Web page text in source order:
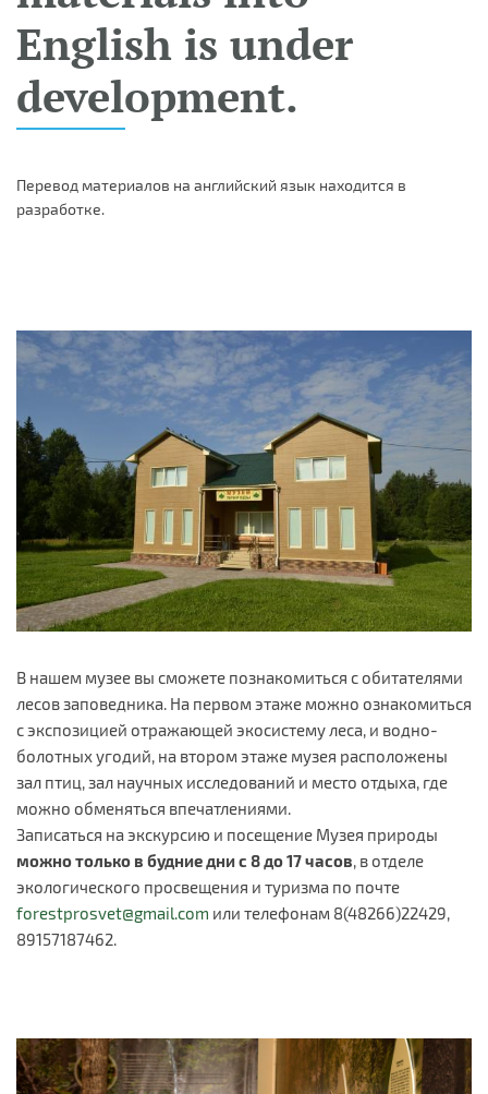
English is under
development.
Перевод материалов на английский язык находится в
разработке.
В нашем музее вы сможете познакомиться с обитателями
лесов заповедника. На первом этаже можно ознакомиться
с экспозицией отражающей экосистему леса, и водно-
болотных угодий, на втором этаже музея расположены
зал птиц, зал научных исследований и место отдыха, где
можно обменяться впечатлениями.
Записаться на экскурсию и посещение Музея природы
можно только в будние дни с 8 до 17 часов, в отделе
экологического просвещения и туризма по почте
forestprosvet@gmail.com или телефонам 8(48266)22429,
89157187462.